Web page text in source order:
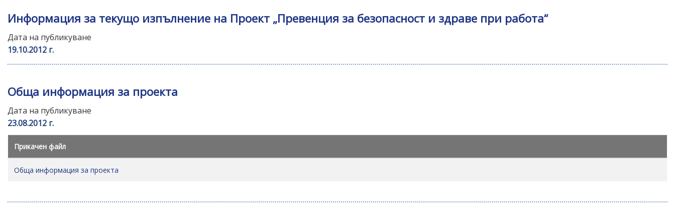
увреждания,
които
използват
екранен
четец;
Control-
за
да
меню
достъпност
Информация за текущо изпълнение на Проект „Превенция за безопасност и здраве при работа“
Дата на публикуване
19.10.2012 г.
Обща информация за проекта
Дата на публикуване
23.08.2012 г.
Прикачен файл
Обща информация за проекта